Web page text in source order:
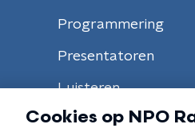
Programmering
Presentatoren
Luisteren